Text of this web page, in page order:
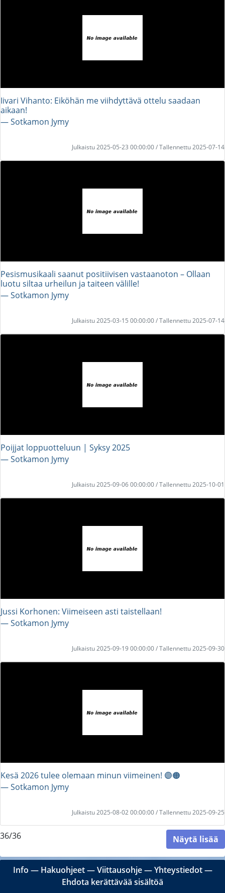
Iivari Vihanto: Eiköhän me viihdyttävä ottelu saadaan
aikaan!
― Sotkamon Jymy
Julkaistu 2025-05-23 00:00:00 / Tallennettu 2025-07-14
Pesismusikaali saanut positiivisen vastaanoton – Ollaan
luotu siltaa urheilun ja taiteen välille!
― Sotkamon Jymy
Julkaistu 2025-03-15 00:00:00 / Tallennettu 2025-07-14
Poijjat loppuotteluun | Syksy 2025
― Sotkamon Jymy
Julkaistu 2025-09-06 00:00:00 / Tallennettu 2025-10-01
Jussi Korhonen: Viimeiseen asti taistellaan!
― Sotkamon Jymy
Julkaistu 2025-09-19 00:00:00 / Tallennettu 2025-09-30
Kesä 2026 tulee olemaan minun viimeinen! 🟣🟠
― Sotkamon Jymy
Julkaistu 2025-08-02 00:00:00 / Tallennettu 2025-09-25
36/36 Näytä lisää
Info ― Hakuohjeet―Viittausohje―Yhteystiedot―
Ehdota kerättävää sisältöä